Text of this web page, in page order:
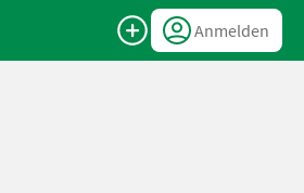
Anmelden